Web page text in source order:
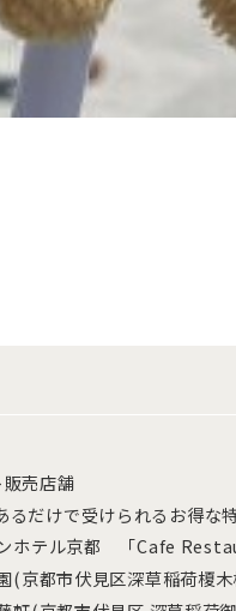
売店舗
るだけで受けられるお得な
ンホテル京都 「Cafe
(京都市伏見区深草稲荷榎